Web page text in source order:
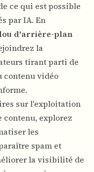
ce qui est possible
par IA. En
d'arrière-plan
la
tirant parti de
contenu vidéo
sur l'exploitation
contenu, explorez
les
spam et
la visibilité de